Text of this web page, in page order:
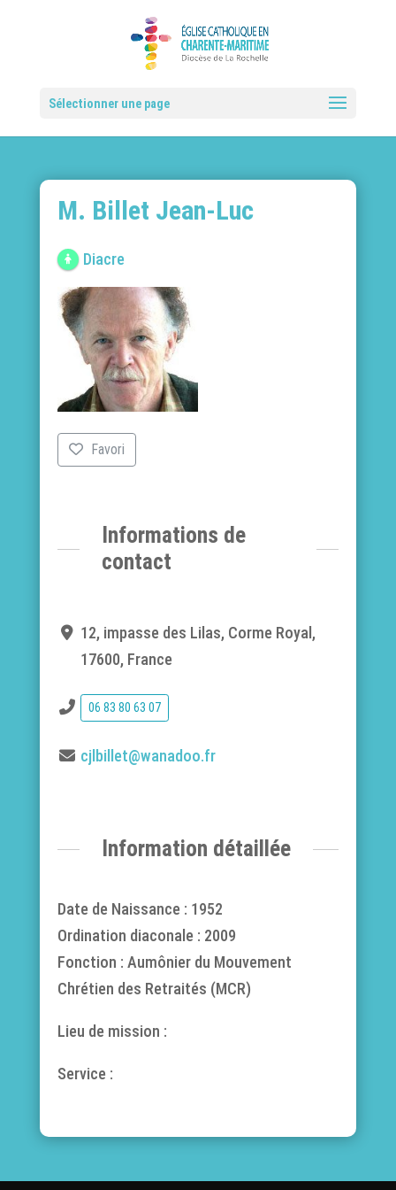
Sélectionner une page
M. Billet Jean-Luc
Diacre
Favori
Informations de
contact
12, impasse des Lilas, Corme Royal,
17600, France
06 83 80 63 07
cjlbillet@wanadoo.fr
Information détaillée
Date de Naissance : 1952
Ordination diaconale : 2009
Fonction : Aumônier du Mouvement
Chrétien des Retraités (MCR)
Lieu de mission :
Service :